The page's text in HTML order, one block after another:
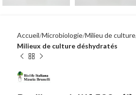
Accueil Microbiologie Milieu de culture
Milieux de culture déshydratés